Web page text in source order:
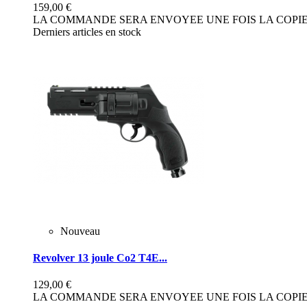
159,00 €
LA COMMANDE SERA ENVOYEE UNE FOIS LA
Derniers articles en stock
Nouveau
Revolver 13 joule Co2 T4E...
129,00 €
LA COMMANDE SERA ENVOYEE UNE FOIS LA